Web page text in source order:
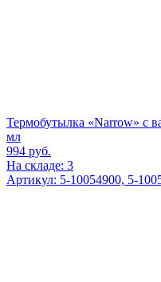
Термобутылка «Narrow» с
мл
994 руб.
На складе: 3
Артикул: 5-10054900, 5-